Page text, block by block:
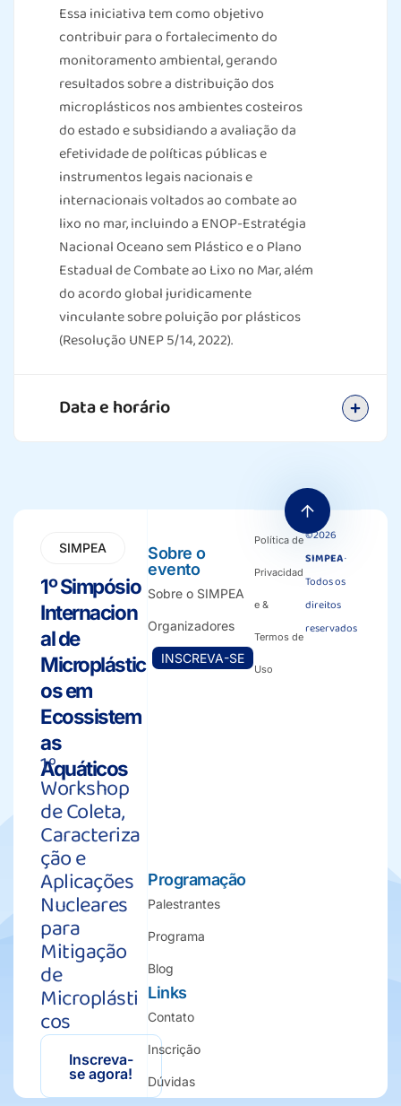
Essa iniciativa tem como objetivo
contribuir para o fortalecimento do
monitoramento ambiental, gerando
resultados sobre a distribuição dos
microplásticos nos ambientes costeiros
do estado e subsidiando a avaliação da
efetividade de políticas públicas e
instrumentos legais nacionais e
internacionais voltados ao combate ao
lixo no mar, incluindo a ENOP-Estratégia
Nacional Oceano sem Plástico e o Plano
Estadual de Combate ao Lixo no Mar, além
do acordo global juridicamente
vinculante sobre poluição por plásticos
(Resolução UNEP 5/14, 2022).
Data e horário
SIMPEA
1º Simpósio
Internacion
al de
Microplástic
os em
Ecossistem
as
Aquáticos
1º
Workshop
de Coleta,
Caracteriza
ção e
Aplicações
Nucleares
para
Mitigação
de
Microplásti
cos
Inscreva-
se agora!
Sobre o
evento
Sobre o SIMPEA
Organizadores
INSCREVA-SE
Programação
Palestrantes
Programa
Blog
Links
Contato
Inscrição
Dúvidas
Política de
Privacidad
e &
Termos de
Uso
©2026
SIMPEA·
Todos os
direitos
reservados